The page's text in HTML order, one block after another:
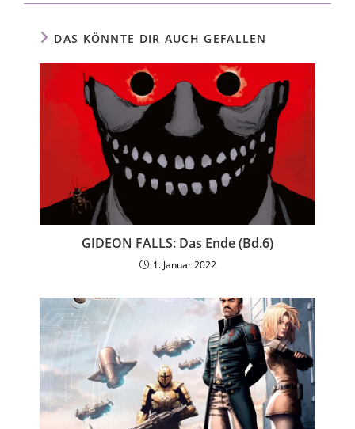
DAS KÖNNTE DIR AUCH GEFALLEN
GIDEON FALLS: Das Ende (Bd.6)
1. Januar 2022